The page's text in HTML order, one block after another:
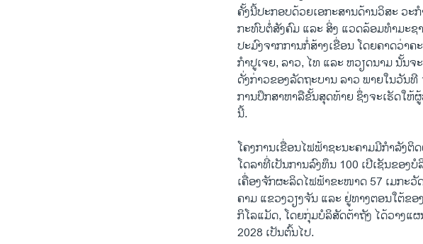
ຄັ້ງນີ້ປະກອບດ້ວຍເອກະສານດ້ານວິສະ ວະ
ກະທົບຕໍ່ສັງຄົມ ແລະ ສິ່ງ ແວດລ້ອມທຳມະ
ປະມົງຈາກການກໍ່ສ້າງເຂື່ອນ ໂດຍຄາດວ່າ
ກຳປູເຈຍ, ລາວ, ໄທ ແລະ ຫວຽດນາມ ນັ້ນ
ດັ່ງກ່າວຂອງລັດຖະບານ ລາວ ພາຍໃນວັນ
ການປຶກສາຫາລືຂັ້ນສຸດທ້າຍ ຊຶ່ງຈະເຮັດໃຫ້
ນີ້.
ໂຄງການເຂື່ອນໄຟຟ້າຊະນະຄາມມີກຳລັງຕິ
ໂດລາທີ່ເປັນການລົງທຶນ 100 ເປີເຊັນຂອງ
ເຄື່ອງຈັກຜະລິດໄຟຟ້າຂະໜາດ 57 ເມກະ
ຄາມ ແຂວງວຽງຈັນ ແລະ ຢູ່ທາງຕອນໃຕ້ຂ
ກິໂລແມັດ, ໂດຍກຸ່ມບໍລິສັດຕ້າຖັງ ໄດ້ວາງແ
2028 ເປັນຕົ້ນໄປ.